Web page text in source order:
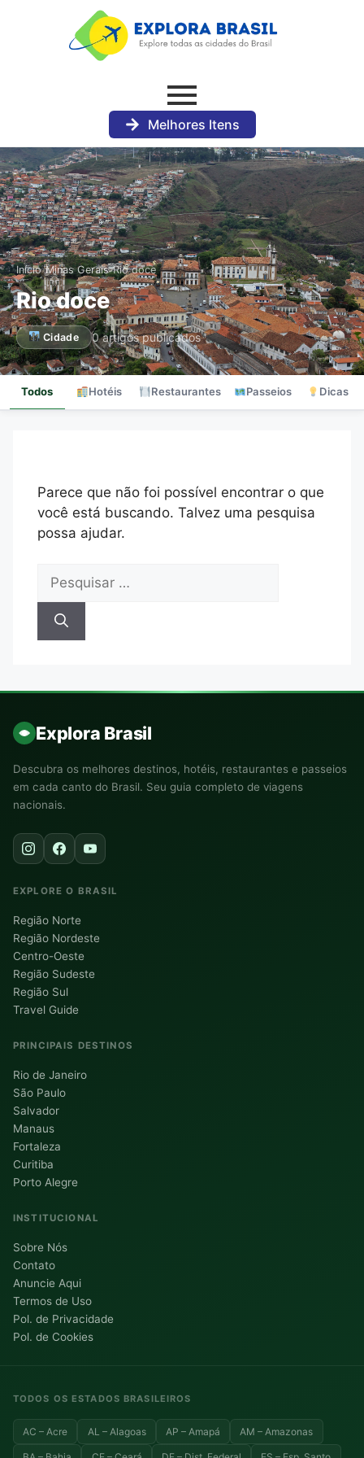
Melhores Itens
Início›Minas Gerais›Rio doce
Rio doce
Cidade 0 artigos publicados
Todos Hotéis Restaurantes Passeios Dicas
Parece que não foi possível encontrar o que
você está buscando. Talvez uma pesquisa
possa ajudar.
Explora Brasil
Descubra os melhores destinos, hotéis, restaurantes e passeios
em cada canto do Brasil. Seu guia completo de viagens
nacionais.
EXPLORE O BRASIL
Região Norte
Região Nordeste
Centro-Oeste
Região Sudeste
Região Sul
Travel Guide
PRINCIPAIS DESTINOS
Rio de Janeiro
São Paulo
Salvador
Manaus
Fortaleza
Curitiba
Porto Alegre
INSTITUCIONAL
Sobre Nós
Contato
Anuncie Aqui
Termos de Uso
Pol. de Privacidade
Pol. de Cookies
TODOS OS ESTADOS BRASILEIROS
AC – Acre AL – Alagoas AP – Amapá AM – Amazonas